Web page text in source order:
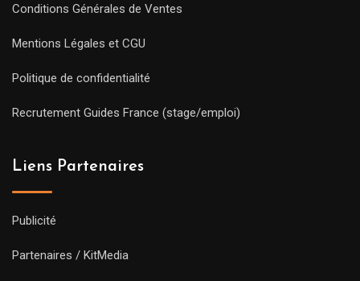
Conditions Générales de Ventes
Mentions Légales et CGU
Politique de confidentialité
Recrutement Guides France (stage/emploi)
Liens Partenaires
Publicité
Partenaires / KitMedia